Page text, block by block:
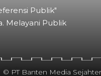
Publik"
Melayani Publik
© PT Banten Media